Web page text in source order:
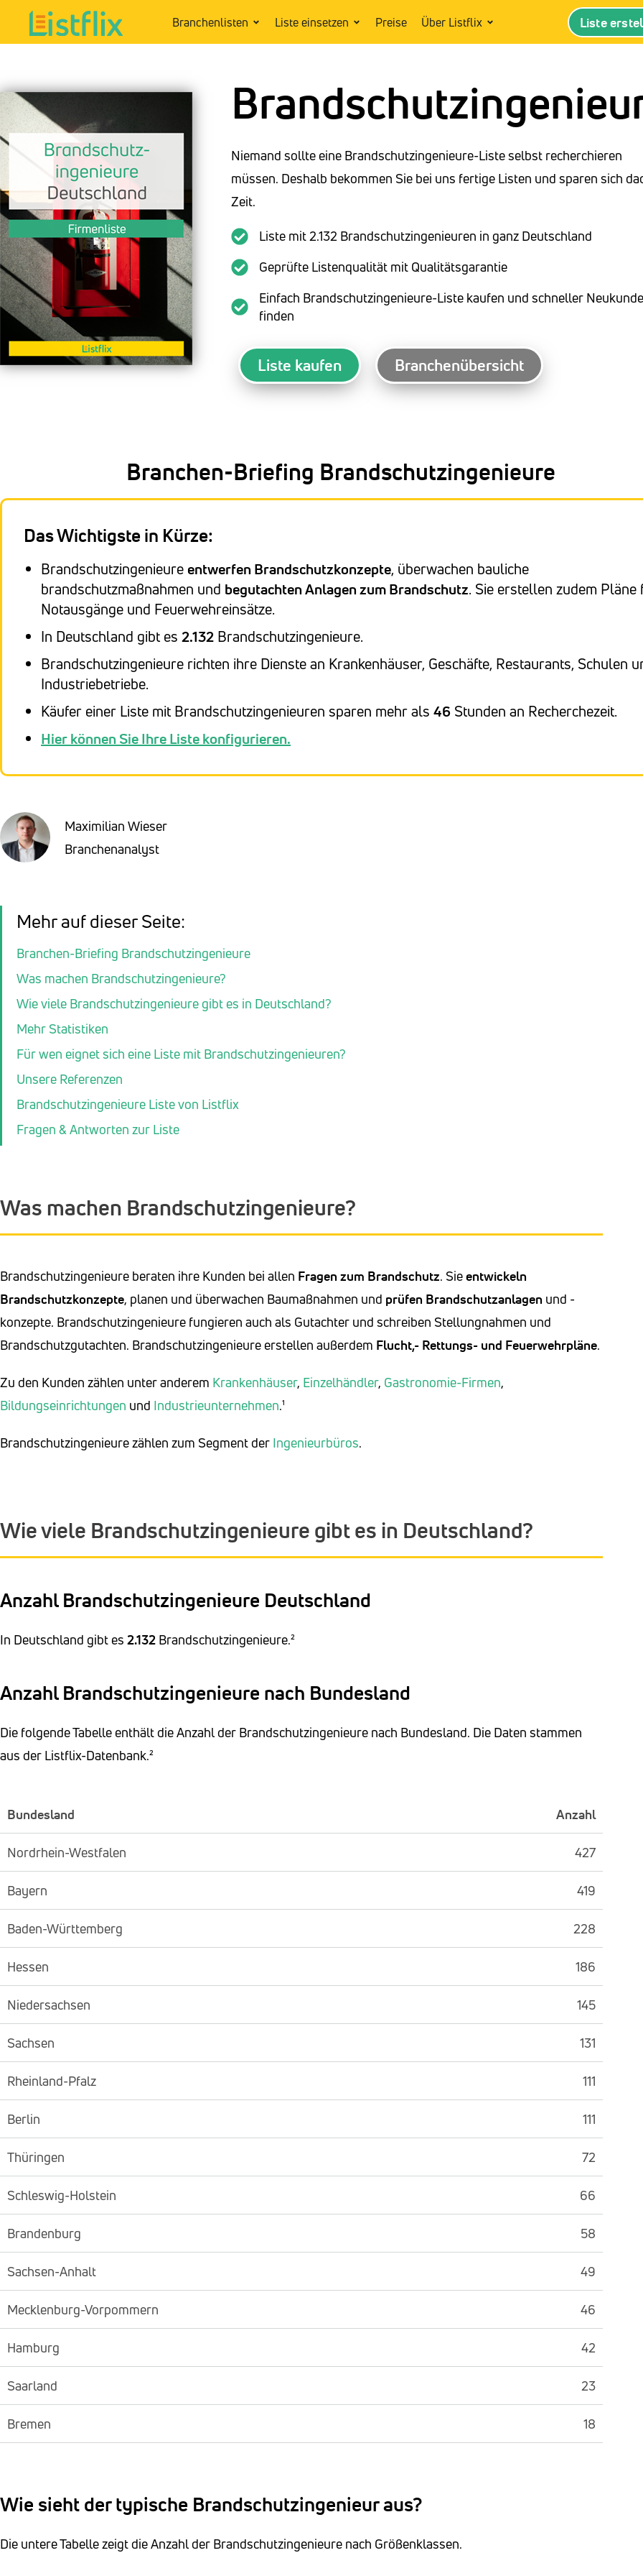
Branchenlisten Liste einsetzen Preise Über Listflix Liste
Niemand sollte eine Brandschutzingenieure-Liste selbst recherchieren
müssen. Deshalb bekommen Sie bei uns fertige Listen und sparen sich
Zeit.
Liste mit 2.132 Brandschutzingenieuren in ganz Deutschland
Geprüfte Listenqualität mit Qualitätsgarantie
Einfach Brandschutzingenieure-Liste kaufen und schneller
finden
Liste kaufen Branchenübersicht
Branchen-Briefing Brandschutzingenieure
Das Wichtigste in Kürze:
Brandschutzingenieure entwerfen Brandschutzkonzepte, überwachen bauliche
brandschutzmaßnahmen und begutachten Anlagen zum Brandschutz. Sie erstellen zudem Pläne
Notausgänge und Feuerwehreinsätze.
In Deutschland gibt es 2.132 Brandschutzingenieure.
Brandschutzingenieure richten ihre Dienste an Krankenhäuser, Geschäfte, Restaurants, Schulen
Industriebetriebe.
Käufer einer Liste mit Brandschutzingenieuren sparen mehr als 46 Stunden an Recherchezeit.
Hier können Sie Ihre Liste konfigurieren.
Maximilian Wieser
Branchenanalyst
Mehr auf dieser Seite:
Branchen-Briefing Brandschutzingenieure
Was machen Brandschutzingenieure?
Wie viele Brandschutzingenieure gibt es in Deutschland?
Mehr Statistiken
Für wen eignet sich eine Liste mit Brandschutzingenieuren?
Unsere Referenzen
Brandschutzingenieure Liste von Listflix
Fragen & Antworten zur Liste
Was machen Brandschutzingenieure?
Brandschutzingenieure beraten ihre Kunden bei allen Fragen zum Brandschutz. Sieentwickeln
Brandschutzkonzepte, planen und überwachen Baumaßnahmen und prüfen Brandschutzanlagen und -
konzepte. Brandschutzingenieure fungieren auch als Gutachter und schreiben Stellungnahmen und
Brandschutzgutachten. Brandschutzingenieure erstellen außerdem Flucht,- Rettungs- und Feuerwehrpläne.
Zu den Kunden zählen unter anderem Krankenhäuser, Einzelhändler, Gastronomie-Firmen,
Bildungseinrichtungen und Industrieunternehmen.¹
Brandschutzingenieure zählen zum Segment der Ingenieurbüros.
Wie viele Brandschutzingenieure gibt es in Deutschland?
Anzahl Brandschutzingenieure Deutschland
In Deutschland gibt es 2.132 Brandschutzingenieure.²
Anzahl Brandschutzingenieure nach Bundesland
Die folgende Tabelle enthält die Anzahl der Brandschutzingenieure nach Bundesland. Die Daten stammen
aus der Listflix-Datenbank.²
Bundesland Anzahl
Nordrhein-Westfalen 427
Bayern 419
Baden-Württemberg 228
Hessen 186
Niedersachsen 145
Sachsen 131
Rheinland-Pfalz 111
Berlin 111
Thüringen 72
Schleswig-Holstein 66
Brandenburg 58
Sachsen-Anhalt 49
Mecklenburg-Vorpommern 46
Hamburg 42
Saarland 23
Bremen 18
Wie sieht der typische Brandschutzingenieur aus?
Die untere Tabelle zeigt die Anzahl der Brandschutzingenieure nach Größenklassen.